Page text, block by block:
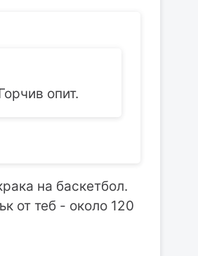
опит.
на баскетбол.
от теб - около 120